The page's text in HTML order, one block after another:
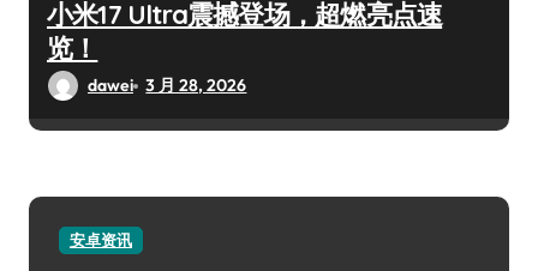
小米17 Ultra震撼登场，超燃亮点速
览！
dawei 3 月 28, 2026
安卓资讯